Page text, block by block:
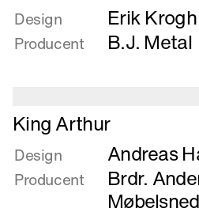
om
Hvilestol
Design Erik Krogh
Producent B.J. Metal
Læs
mere
om
King
Arthur
King Arthur
Design Andreas
Producent
Brdr.